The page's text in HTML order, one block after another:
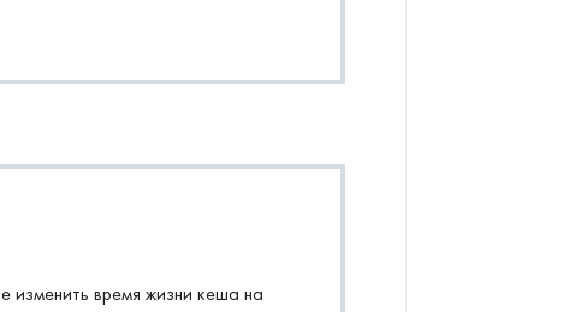
изменить время жизни кеша на